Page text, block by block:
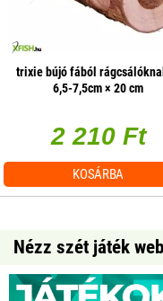
trixie bújó fából
6,5-7,5cm × 20 cm
2 210 Ft
KOSÁRBA
Nézz szét játék